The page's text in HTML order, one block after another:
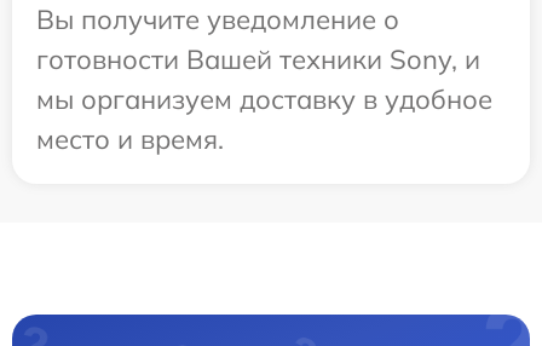
Вы получите уведомление о
готовности Вашей техники Sony, и
мы организуем доставку в удобное
место и время.